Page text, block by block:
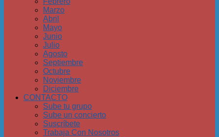
Marzo
Abril
Mayo
Junio
Julio
Agosto
Septiembre
Octubre
Noviembre
Diciembre
CONTACTO
Sube tu grupo
Sube un concierto
Suscríbete
Trabaja Con Nosotros